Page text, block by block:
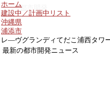
都市開発
ホーム
建設中／計画中リスト
沖縄県
浦添市
レ―ヴグランディてだこ浦西タワ
最新の都市開発ニュース